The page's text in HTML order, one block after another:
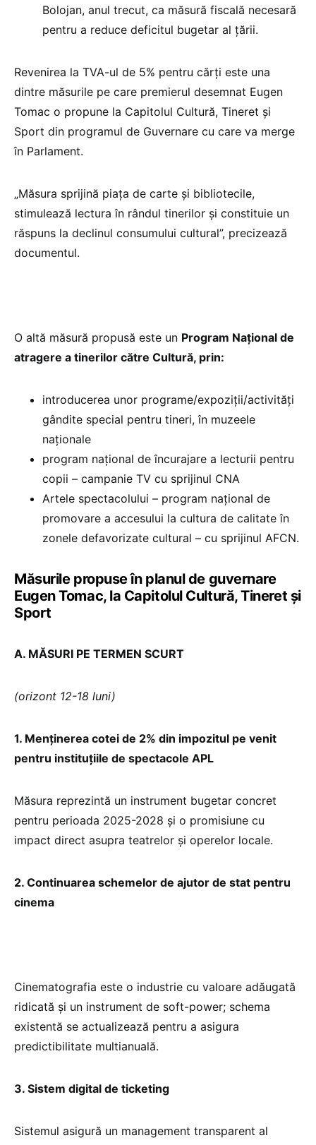
Bolojan, anul trecut, ca măsură fiscală necesară
pentru a reduce deficitul bugetar al țării.
Revenirea la TVA-ul de 5% pentru cărți este una
dintre măsurile pe care premierul desemnat Eugen
Tomac o propune la Capitolul Cultură, Tineret și
Sport din programul de Guvernare cu care va merge
în Parlament.
„Măsura sprijină piața de carte și bibliotecile,
stimulează lectura în rândul tinerilor și constituie un
răspuns la declinul consumului cultural”, precizează
documentul.
O altă măsură propusă este un Program Național de
atragere a tinerilor către Cultură, prin:
introducerea unor programe/expoziții/activități
gândite special pentru tineri, în muzeele
naţionale
program național de încurajare a lecturii pentru
copii – campanie TV cu sprijinul CNA
Artele spectacolului – program național de
promovare a accesului la cultura de calitate în
zonele defavorizate cultural – cu sprijinul AFCN.
Măsurile propuse în planul de guvernare
Eugen Tomac, la Capitolul Cultură, Tineret și
Sport
A. MĂSURI PE TERMEN SCURT
(orizont 12-18 luni)
1. Menținerea cotei de 2% din impozitul pe venit
pentru instituțiile de spectacole APL
Măsura reprezintă un instrument bugetar concret
pentru perioada 2025-2028 și o promisiune cu
impact direct asupra teatrelor și operelor locale.
2. Continuarea schemelor de ajutor de stat pentru
cinema
Cinematografia este o industrie cu valoare adăugată
ridicată și un instrument de soft-power; schema
existentă se actualizează pentru a asigura
predictibilitate multianuală.
3. Sistem digital de ticketing
Sistemul asigură un management transparent al